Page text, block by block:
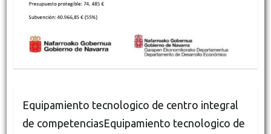
Equipamiento tecnologico de centro integral
de competenciasEquipamiento tecnologico de